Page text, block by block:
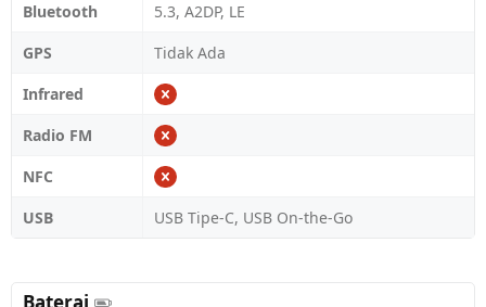
Bluetooth
5.3, A2DP, LE
GPS
Tidak Ada
Infrared
Radio FM
NFC
USB
USB Tipe-C, USB On-the-Go